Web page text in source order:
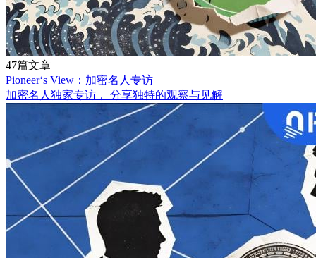
47篇文章
Pioneer‘s View：加密名人专访
加密名人独家专访， 分享独特的观察与见解